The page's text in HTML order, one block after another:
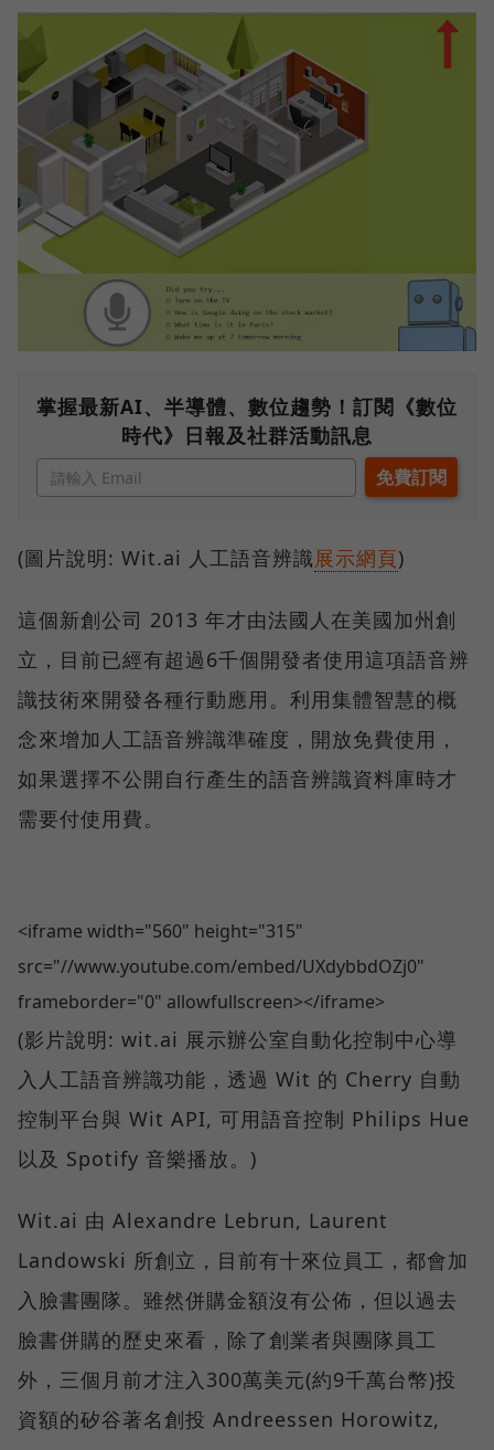
掌握最新AI、半導體、數位趨勢！訂閱《數位
時代》日報及社群活動訊息
(圖片說明: Wit.ai 人工語音辨識展示網頁)
這個新創公司 2013 年才由法國人在美國加州創
立，目前已經有超過6千個開發者使用這項語音辨
識技術來開發各種行動應用。利用集體智慧的概
念來增加人工語音辨識準確度，開放免費使用，
如果選擇不公開自行產生的語音辨識資料庫時才
需要付使用費。
<iframe width="560" height="315"
src="//www.youtube.com/embed/UXdybbdOZj0"
frameborder="0" allowfullscreen></iframe>
(影片說明: wit.ai 展示辦公室自動化控制中心導
入人工語音辨識功能，透過 Wit 的 Cherry 自動
控制平台與 Wit API, 可用語音控制 Philips Hue
以及 Spotify 音樂播放。)
Wit.ai 由 Alexandre Lebrun, Laurent
Landowski 所創立，目前有十來位員工，都會加
入臉書團隊。雖然併購金額沒有公佈，但以過去
臉書併購的歷史來看，除了創業者與團隊員工
外，三個月前才注入300萬美元(約9千萬台幣)投
資額的矽谷著名創投 Andreessen Horowitz,